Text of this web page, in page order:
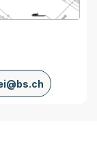
MapBS.
wird in einem